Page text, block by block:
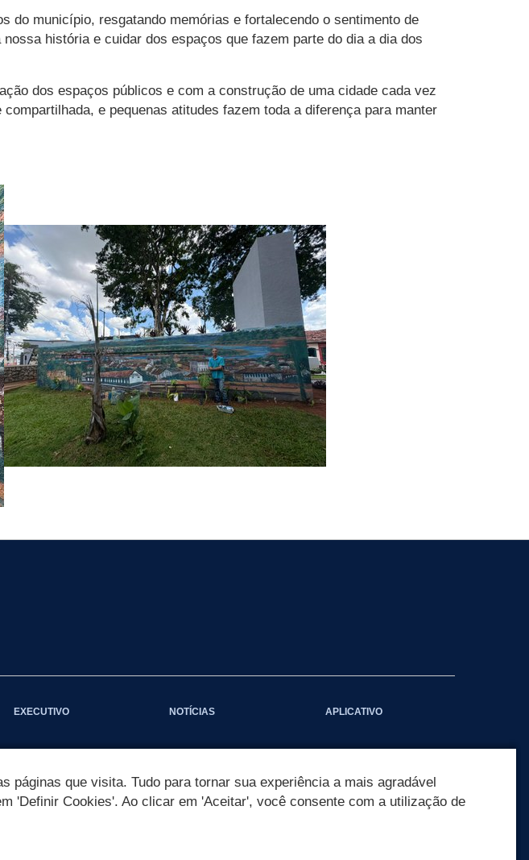
município, resgatando memórias e fortalecendo o sentimento de
história e cuidar dos espaços que fazem parte do dia a dia dos
dos espaços públicos e com a construção de uma cidade cada vez
e pequenas atitudes fazem toda a diferença para manter
EXECUTIVO NOTÍCIAS APLICATIVO
que visita. Tudo para tornar sua experiência a mais agradável
'Definir Cookies'. Ao clicar em 'Aceitar', você consente com a utilização de